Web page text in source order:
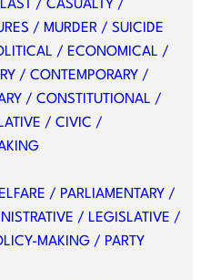
/ CASUALTY /
/ MURDER / SUICIDE
/ ECONOMICAL /
/ CONTEMPORARY /
/ CONSTITUTIONAL /
/ CIVIC /
/ PARLIAMENTARY /
/ LEGISLATIVE /
MAKING / PARTY